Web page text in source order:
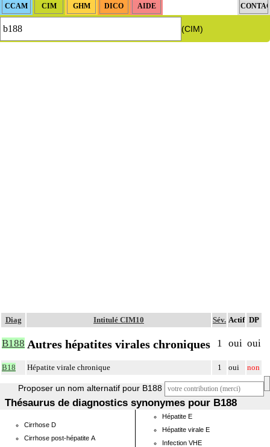
(CIM)
Diag Intitulé CIM10 Sév. Actif DP
B188 Autres hépatites virales chroniques 1 oui oui
B18 Hépatite virale chronique 1 oui non
Proposer un nom alternatif pour B188
Thésaurus de diagnostics synonymes pour B188
Cirrhose D
Cirrhose post-hépatite A
Hépatite E
Hépatite virale E
Infection VHE